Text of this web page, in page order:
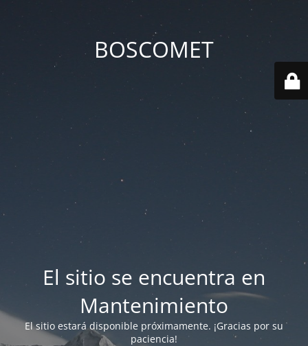
BOSCOMET
El sitio se encuentra en
Mantenimiento
El sitio estará disponible próximamente. ¡Gracias por su
paciencia!